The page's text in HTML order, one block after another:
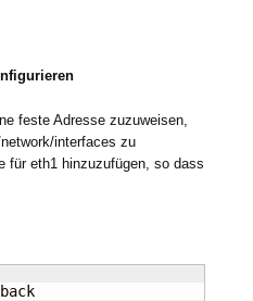
feste Adresse zuzuweisen,
interfaces zu
für eth1 hinzuzufügen, so dass